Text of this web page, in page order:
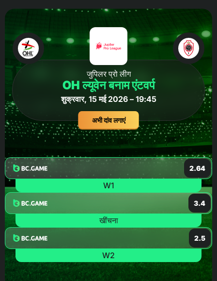
जुपिलर प्रो लीग
OH ल्यूवेन बनाम एंटवर्प
शुक्रवार, 15 मई 2026 – 19:45
अभी दांव लगाएं
2.64
W1
3.4
खींचना
2.5
W2